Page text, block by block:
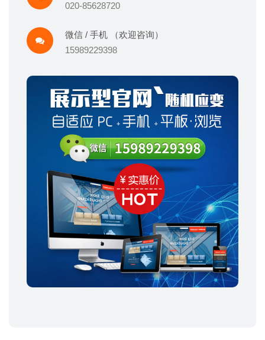
020-85628720
微信 / 手机 （欢迎咨询）
15989229398